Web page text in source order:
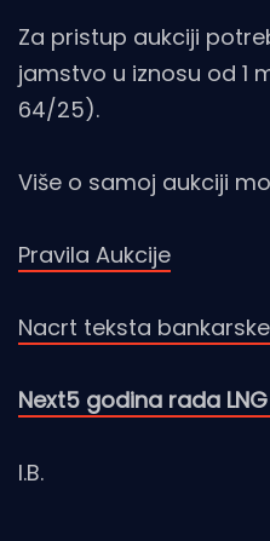
Za pristup aukciji
jamstvo u iznosu od 1
64/25).
Više o samoj aukciji
Pravila Aukcije
Nacrt teksta
Next5 godina rada
I.B.